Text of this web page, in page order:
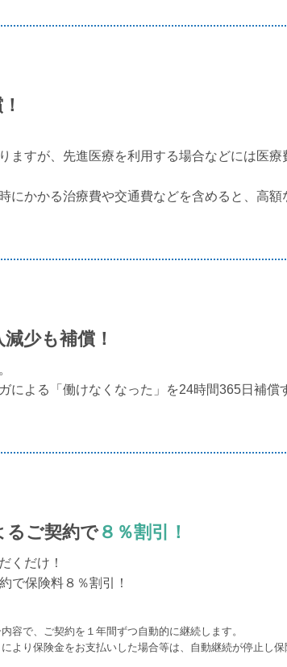
ますが、先進医療を利用する場合などには医療
にかかる治療費や交通費などを含めると、高額
少も補償！
による「働けなくなった」を24時間365日補償
るご契約で８％割引！
くだけ！
で保険料８％割引！
容で、ご契約を１年間ずつ自動的に継続します。
より保険金をお支払いした場合等は、自動継続が停止し